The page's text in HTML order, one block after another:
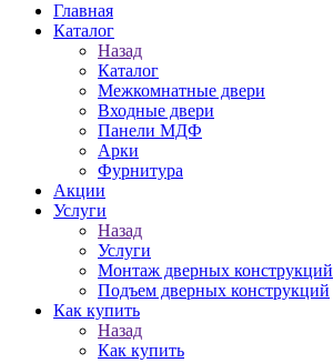
Главная
Каталог
Назад
Каталог
Межкомнатные двери
Входные двери
Панели МДФ
Арки
Фурнитура
Акции
Услуги
Назад
Услуги
Монтаж дверных конструкций
Подъем дверных конструкций
Как купить
Назад
Как купить